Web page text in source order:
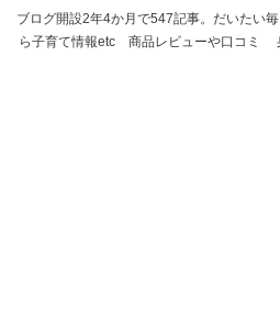
ブログ開設2年4か月で547記事。だいたい
ら子育て情報etc 商品レビューや口コミ